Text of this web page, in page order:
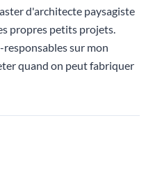
d'architecte paysagiste
propres petits projets.
responsables sur mon
quand on peut fabriquer